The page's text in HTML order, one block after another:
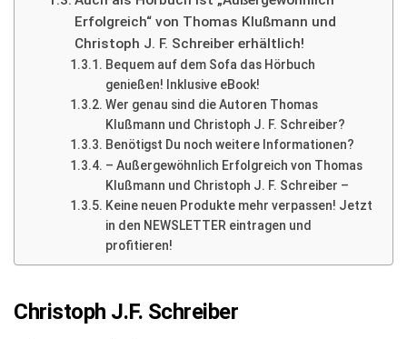
Erfolgreich“ von Thomas Klußmann und
Christoph J. F. Schreiber erhältlich!
Bequem auf dem Sofa das Hörbuch
genießen! Inklusive eBook!
Wer genau sind die Autoren Thomas
Klußmann und Christoph J. F. Schreiber?
Benötigst Du noch weitere Informationen?
– Außergewöhnlich Erfolgreich von Thomas
Klußmann und Christoph J. F. Schreiber –
Keine neuen Produkte mehr verpassen! Jetzt
in den NEWSLETTER eintragen und
profitieren!
Christoph J.F. Schreiber